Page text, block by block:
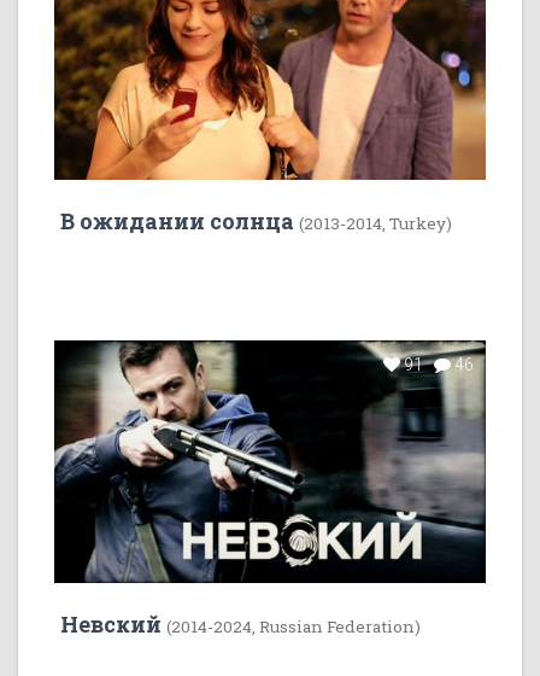
В ожидании солнца (2013-2014, Turkey)
91 46
Невский (2014-2024, Russian Federation)